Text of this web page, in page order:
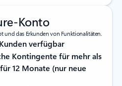
Konto
und das Erkunden von Funktionalitäten.
verfügbar
Kontingente für mehr als
12 Monate (nur neue